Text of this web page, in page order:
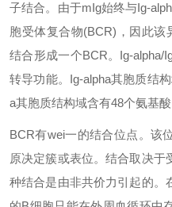
子结合。由于mIg始终与Ig-
胞受体复合物(BCR)，因此
结合形成一个BCR。Ig-alpha/
转导功能。Ig-alpha其胞质结
a其胞质结构域含有48个氨基酸
BCR有wei一的结合位点。该
原决定簇或表位。结合取决
种结合是由非共价力引起的。